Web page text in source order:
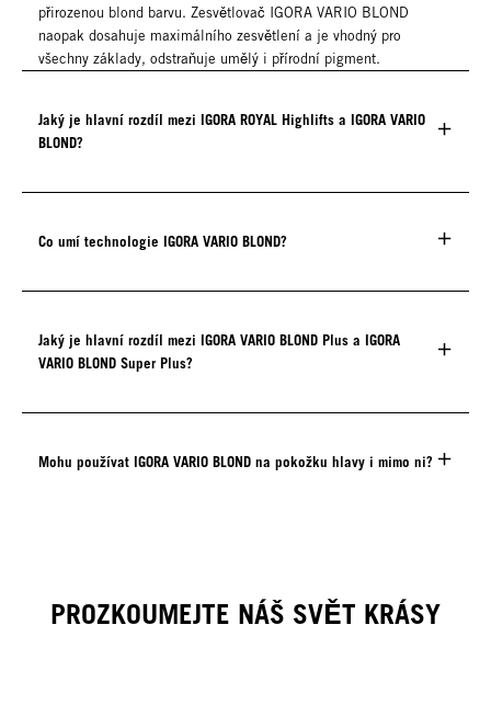
přirozenou blond barvu. Zesvětlovač IGORA VARIO BLOND
naopak dosahuje maximálního zesvětlení a je vhodný pro
všechny základy, odstraňuje umělý i přírodní pigment.
Jaký je hlavní rozdíl mezi IGORA ROYAL Highlifts a IGORA VARIO
BLOND?
Co umí technologie IGORA VARIO BLOND?
Jaký je hlavní rozdíl mezi IGORA VARIO BLOND Plus a IGORA
VARIO BLOND Super Plus?
Mohu používat IGORA VARIO BLOND na pokožku hlavy i mimo ni?
PROZKOUMEJTE NÁŠ SVĚT KRÁSY